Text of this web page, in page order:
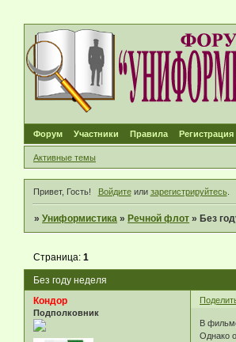
Форум Участники Правила Регистрация
Активные темы
Привет, Гость! Войдитеили зарегистрируйтесь.
»Униформистика » Речной флот » Без
Без году неделя
Страница:1
Кондор
Подполковник
В
Однако